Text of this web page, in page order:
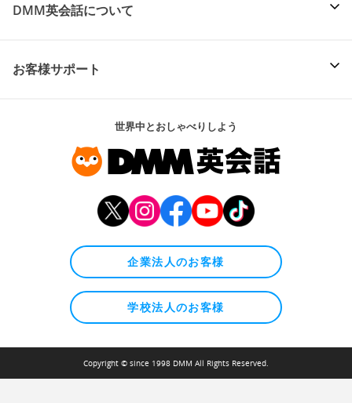
DMM英会話について
お客様サポート
世界中とおしゃべりしよう
企業法人のお客様
学校法人のお客様
Copyright © since 1998 DMM All Rights Reserved.